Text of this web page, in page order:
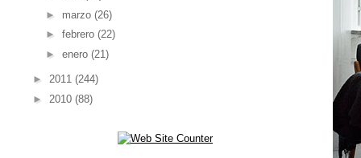
► marzo (26)
► febrero (22)
► enero (21)
► 2011 (244)
► 2010 (88)